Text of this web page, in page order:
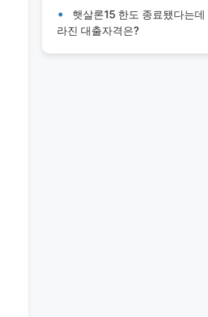
햇살론15 한도 종료됐다는
라진 대출자격은?